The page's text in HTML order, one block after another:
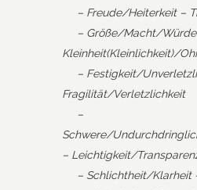
– Freude/Heiterkeit –
– Größe/Macht/
Kleinheit(Kleinlichkeit)/
– Festigkeit/
Fragilität/Verletzlichkeit
–
Schwere/
– Leichtigkeit/
– Schlichtheit/Klarheit